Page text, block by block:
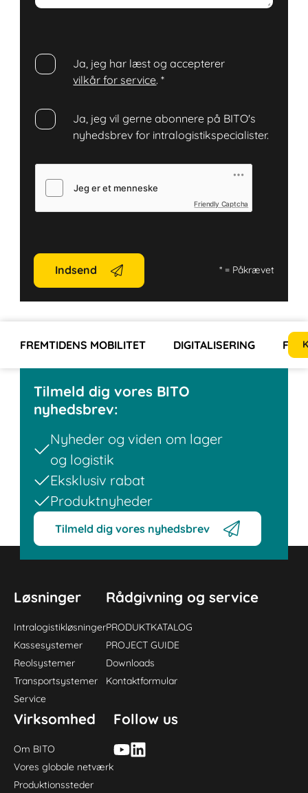
Ja, jeg har læst og accepterer
vilkår for service.*
Ja, jeg vil gerne abonnere på BITO's
nyhedsbrev for intralogistikspecialister.
Friendly Captcha
Indsend *= Påkrævet
FREMTIDENS MOBILITET DIGITALISERING
Tilmeld dig vores BITO
nyhedsbrev:
Nyheder og viden om lager
og logistik
Eksklusiv rabat
Produktnyheder
Tilmeld dig vores nyhedsbrev
Løsninger
Intralogistikløsninger
Kassesystemer
Reolsystemer
Transportsystemer
Service
Rådgivning og service
PRODUKTKATALOG
PROJECT GUIDE
Downloads
Kontaktformular
Virksomhed
Om BITO
Vores globale netværk
Produktionssteder
Follow us